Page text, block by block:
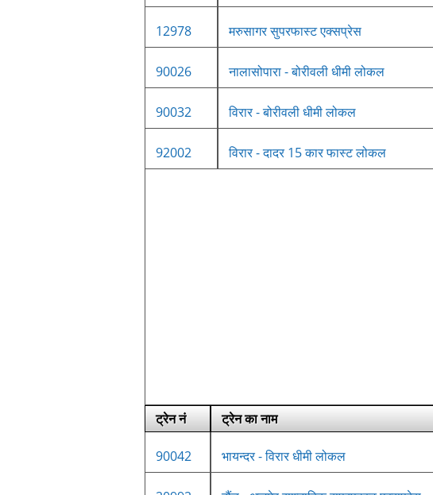
12978 मरुसागर सुपरफास्ट एक्सप्रेस
90026 नालासोपारा - बोरीवली धीमी लोकल
90032 विरार - बोरीवली धीमी लोकल
92002 विरार - दादर 15 कार फास्ट लोकल
ट्रेन नं ट्रेन का नाम
90042 भायन्दर - विरार धीमी लोकल